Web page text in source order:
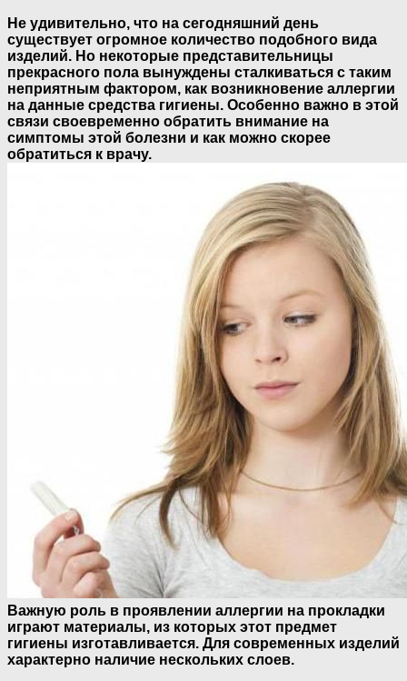
Не удивительно, что на сегодняшний день
существует огромное количество подобного вида
изделий. Но некоторые представительницы
прекрасного пола вынуждены сталкиваться с таким
неприятным фактором, как возникновение аллергии
на данные средства гигиены. Особенно важно в этой
связи своевременно обратить внимание на
симптомы этой болезни и как можно скорее
обратиться к врачу.
Важную роль в проявлении аллергии на прокладки
играют материалы, из которых этот предмет
гигиены изготавливается. Для современных изделий
характерно наличие нескольких слоев.